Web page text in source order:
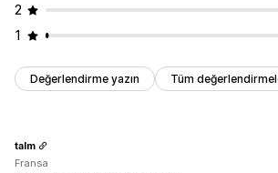
2
1
Değerlendirme yazın Tüm
talm
Fransa